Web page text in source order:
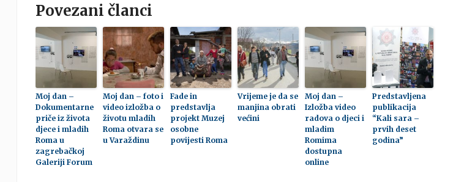
Povezani članci
Moj dan –
Dokumentarne
priče iz života
djece i mladih
Roma u
zagrebačkoj
Galeriji Forum
Moj dan – foto i
video izložba o
životu mladih
Roma otvara se
u Varaždinu
Fade in
predstavlja
projekt Muzej
osobne
povijesti Roma
Vrijeme je da se
manjina obrati
većini
Moj dan –
Izložba video
radova o djeci i
mladim
Romima
dostupna
online
Predstavljena
publikacija
“Kali sara –
prvih deset
godina”